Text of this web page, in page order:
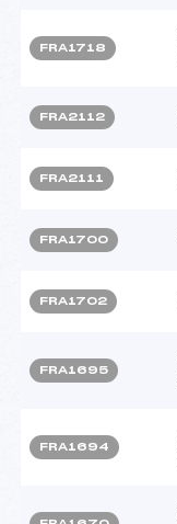
FRA1718
FRA2112
FRA2111
FRA1700
FRA1702
FRA1695
FRA1694